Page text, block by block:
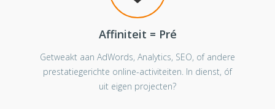
Affiniteit = Pré
Getweakt aan AdWords, Analytics, SEO, of andere
prestatiegerichte online-activiteiten. In dienst, óf
uit eigen projecten?